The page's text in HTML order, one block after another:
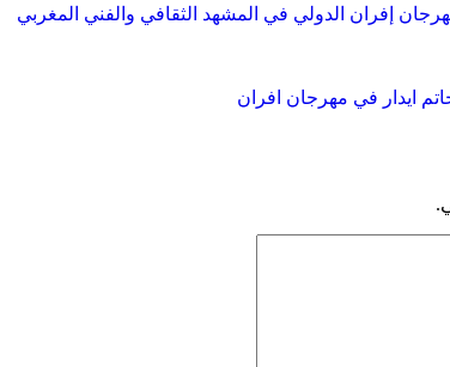
إفران الدولي في المشهد الثقافي والفني المغربي
ايدار في مهرجان افران